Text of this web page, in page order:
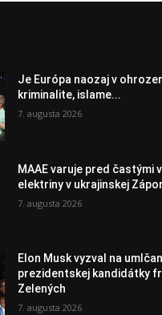
Je Európa naozaj v
kriminalite, islame...
7. augusta 2026
MAAE varuje pred častými
elektriny v ukrajinskej
7. augusta 2026
Elon Musk vyzval na
prezidentskej kandidátky
Zelených
7. augusta 2026